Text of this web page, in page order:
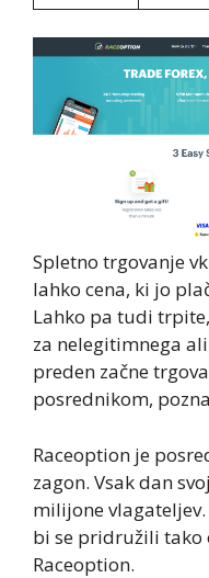
Spletno trgovanje
lahko cena, ki jo
Lahko pa tudi
za nelegitimnega
preden začne
posrednikom,
Raceoption je
zagon. Vsak dan
milijone
bi se pridružili tako
Raceoption.